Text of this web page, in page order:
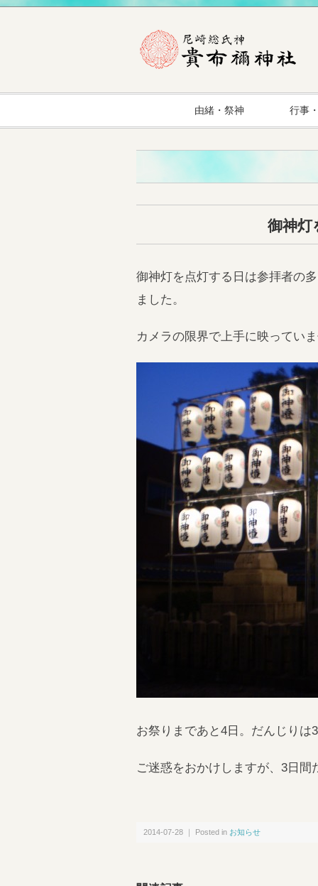
由緒・祭神 行事
御神灯
御神灯を点灯する日は参拝者の
ました。
カメラの限界で上手に映ってい
お祭りまであと4日。だんじりは
ご迷惑をおかけしますが、3日間
2014-07-28 ｜ Posted in お知らせ